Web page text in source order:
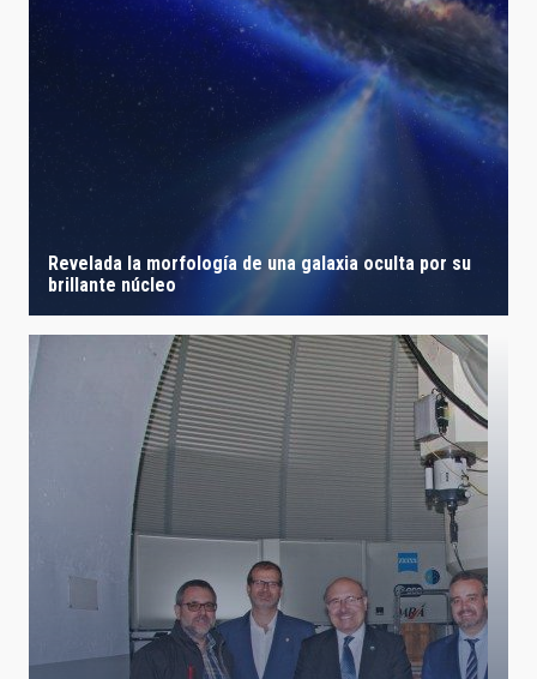
Revelada la morfología de una galaxia oculta por su
brillante núcleo